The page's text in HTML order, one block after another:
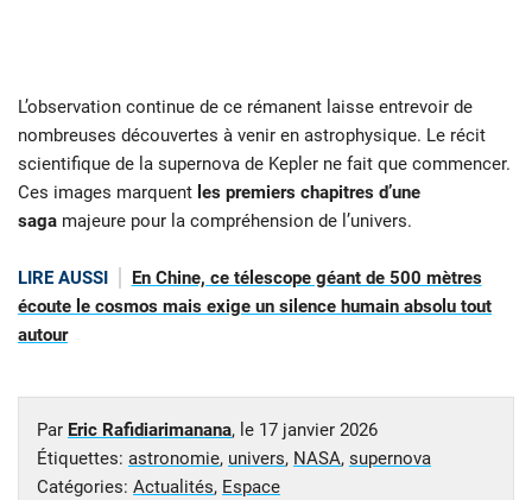
L’observation continue de ce rémanent laisse entrevoir de
nombreuses découvertes à venir en astrophysique. Le récit
scientifique de la supernova de Kepler ne fait que commencer.
Ces images marquent les premiers chapitres d’une
saga majeure pour la compréhension de l’univers.
LIRE AUSSI
En Chine, ce télescope géant de 500 mètres
écoute le cosmos mais exige un silence humain absolu tout
autour
Par Eric Rafidiarimanana, le 17 janvier 2026
Étiquettes: astronomie, univers, NASA, supernova
Catégories: Actualités, Espace